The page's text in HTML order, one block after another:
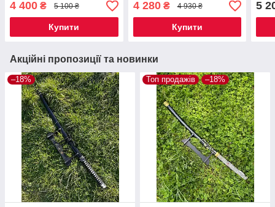
справжньому чоловікові
4 400 ₴ 5 100 ₴
Купити
4 280₴ 4 930 ₴
Купити
5
Акційні пропозиції та новинки
–18% Топ продажів –18%